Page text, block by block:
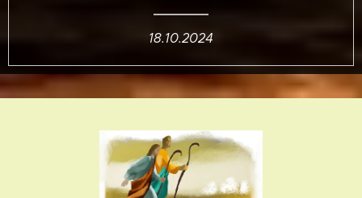
18.10.2024